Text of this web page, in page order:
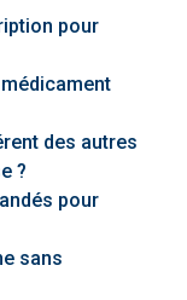
pour
des autres
?
pour
sans